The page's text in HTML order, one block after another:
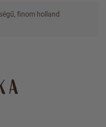
finom holland
A